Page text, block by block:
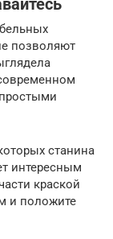
позволяют
станина
интересным
краской
и положите